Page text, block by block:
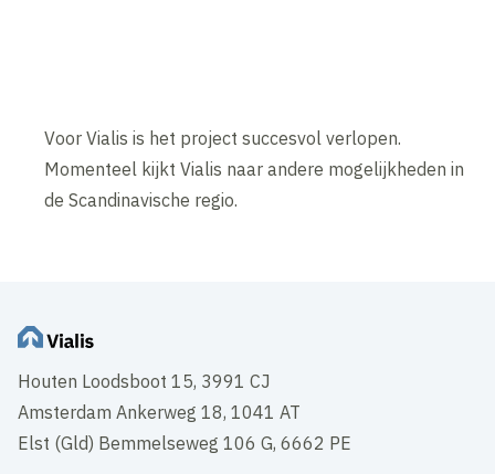
Voor Vialis is het project succesvol verlopen.
Momenteel kijkt Vialis naar andere mogelijkheden in
de Scandinavische regio.
Houten Loodsboot 15, 3991 CJ
Amsterdam Ankerweg 18, 1041 AT
Elst (Gld) Bemmelseweg 106 G, 6662 PE